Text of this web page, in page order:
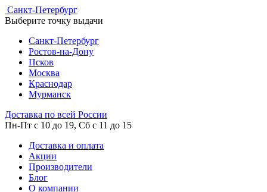
Cанкт-Петербург
Выберите точку выдачи
Cанкт-Петербург
Ростов-на-Дону
Псков
Москва
Краснодар
Мурманск
Доставка по всей России
Пн-Пт с 10 до 19, Сб с 11 до 15
Доставка и оплата
Акции
Производители
Блог
О компании